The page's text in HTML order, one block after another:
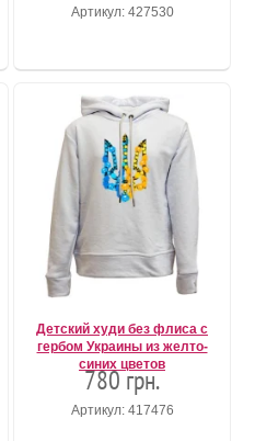
Артикул: 427530
Детский худи без флиса с
гербом Украины из желто-
синих цветов
780 грн.
Артикул: 417476